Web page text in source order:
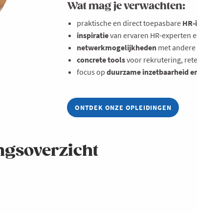
Wat mag je verwachten:
praktische en direct toepasbare
inspiratievan ervaren HR-experten
netwerkmogelijkheden met
concrete toolsvoor rekrutering,
focus op duurzame inzetbaarheid
ONTDEK ONZE OPLEIDINGEN